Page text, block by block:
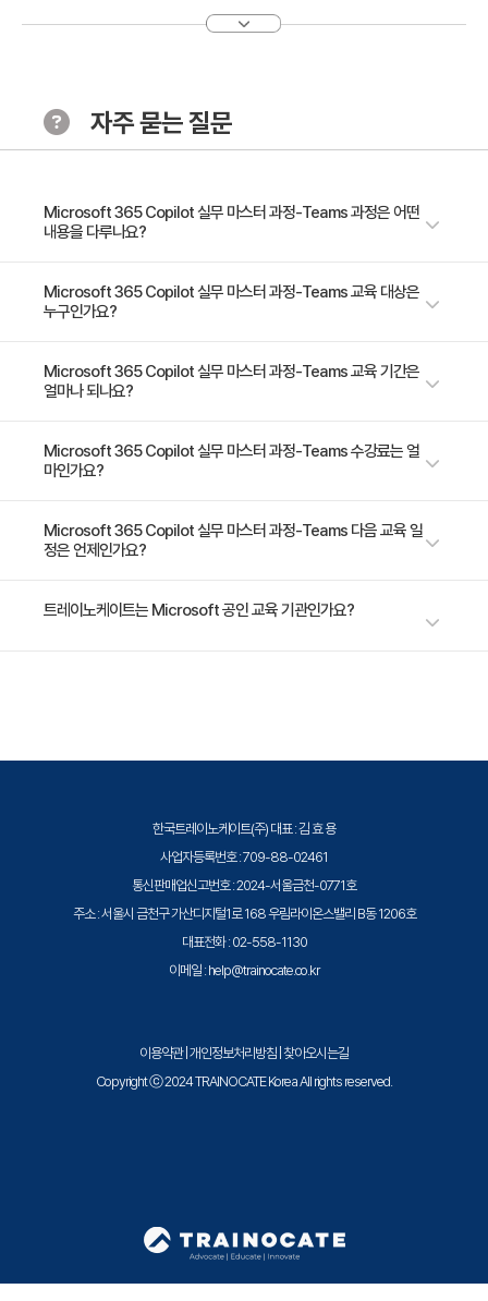
자주 묻는 질문
Microsoft 365 Copilot 실무 마스터 과정-Teams 과정은 어떤
내용을 다루나요?
본 세션은 참가자들이 Microsoft Copilot을 Teams에서 효과적으로 활용
할 수 있는 실질적인 기술을 익히도록 설계되었습니다. Teams 참가자들은
이해하게 됩니다. 학습 내용에는 메시지 초안 작성, 회의 관리, 파일 공유 및
정리, 작업 생성 및 추적, 회의 안건 및 회의록 작성, 팀 설정 및 권한 관리가
의 실제 활용 능력을 체계적으로 익힐 수 있습니다. 교육 기간: 1일, 3시간
Microsoft 365 Copilot 실무 마스터 과정-Teams 교육 대상은
누구인가요?
Microsoft 365 및 조직 내 협업 도구를 적극적으로 활용하고 실무에 적용
하고자 하는 사용자
Microsoft 365 Copilot 실무 마스터 과정-Teams 교육 기간은
얼마나 되나요?
1일 과정입니다. 상세 일정은 교육 페이지에서 확인하실 수 있습니다.
Microsoft 365 Copilot 실무 마스터 과정-Teams 수강료는 얼
마인가요?
수강료는 200,000원(VAT 별도)입니다. 고용보험 환급 및 기업 할인 혜택
이 적용될 수 있으니 자세한 내용은 트레이노케이트로 문의해 주세요.
Microsoft 365 Copilot 실무 마스터 과정-Teams 다음 교육 일
정은 언제인가요?
가장 가까운 교육 일정은 2026년 09월 03일입니다. 최신 일정은
트레이노케이트는 Microsoft 공인 교육 기관인가요?
한국트레이노케이트(주) 대표 : 김 효 용
사업자등록번호 : 709-88-02461
통신판매업신고번호 : 2024-서울금천-0771호
주소 : 서울시 금천구 가산디지털1로 168 우림라이온스밸리 B동 1206호
대표전화 : 02-558-1130
이메일 : help@trainocate.co.kr
이용약관| 개인정보처리방침 찾아오시는길
Copyright ⓒ 2024 TRAINOCATE Korea All rights reserved.